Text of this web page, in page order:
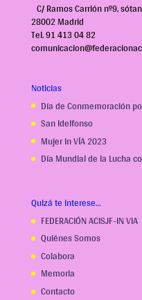
C/ Ramos Carrión nº9,
28002 Madrid
Tel. 91 413 04 82
Noticias
Día de Conmemoración
San Idelfonso
Mujer In VÍA 2023
Día Mundial de la Lucha
Quizá te interese…
FEDERACIÓN ACISJF-IN VIA
Quiénes Somos
Colabora
Memoria
Contacto